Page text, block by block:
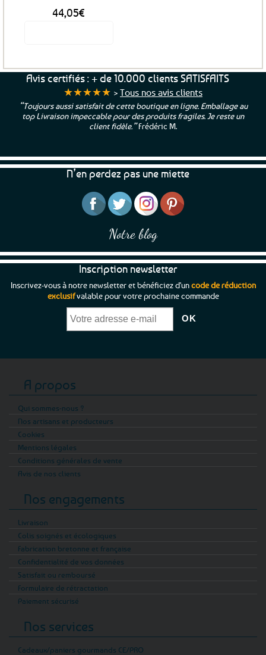
44,05€
Avis certifiés : + de 10.000 clients SATISFAITS
★★★★★ > Tous nos avis clients
“Toujours aussi satisfait de cette boutique en ligne. Emballage au
top Livraison impeccable pour des produits fragiles. Je reste un
client fidèle.”Frédéric M.
N’en perdez pas une miette
Notre blog
Inscription newsletter
Inscrivez-vous à notre newsletter et bénéficiez d'uncode de réduction
exclusifvalable pour votre prochaine commande
A propos
Qui sommes-nous ?
Nos artisans et producteurs
Cookies
Mentions légales
Conditions générales de vente
Avis de nos clients
Nos engagements
Livraison
Colis soignés et écologiques
Fabrication bretonne et française
Confidentialité de vos données
Satisfait ou remboursé
Formulaire de rétractation
Paiement sécurisé
Nos services
Cadeaux/paniers gourmands CE/PRO